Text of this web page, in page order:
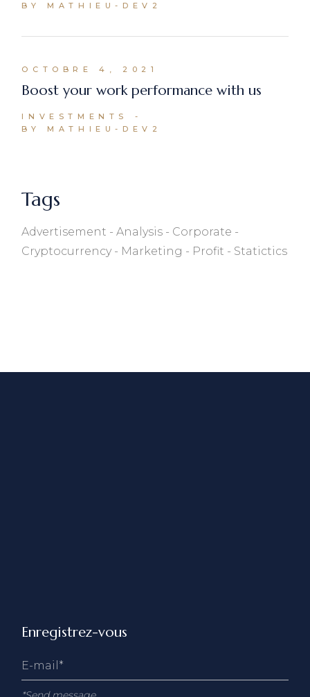
BY MATHIEU-DEV2
OCTOBRE 4, 2021
Boost your work performance with us
INVESTMENTS
BY MATHIEU-DEV2
Tags
Advertisement Analysis
Corporate
Cryptocurrency
Marketing Profit Statictics
Enregistrez-vous